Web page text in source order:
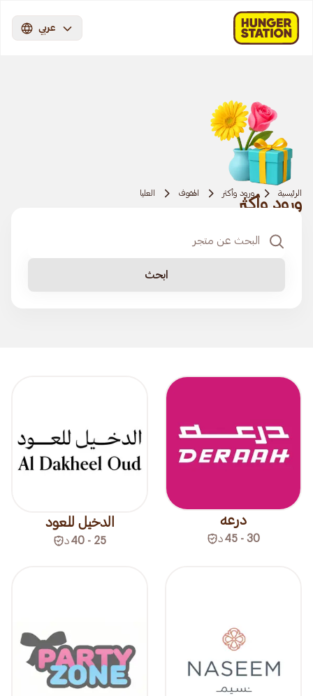
عربي
الرئيسية ورود وأكثر الهفوف العليا
ورود وأكثر
ابحث
درعه
30 - 45 د
الدخيل للعود
25 - 40 د